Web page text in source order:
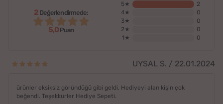
2Değerlendirmede:
5,0Puan
5★
2
4★
0
3★
0
2★
0
1★
0
UYSAL S. / 22.01.2024
ürünler eksiksiz göründüğü gibi geldi. Hediyeyi alan kişin çok
beğendi. Teşekkürler Hediye Sepeti.